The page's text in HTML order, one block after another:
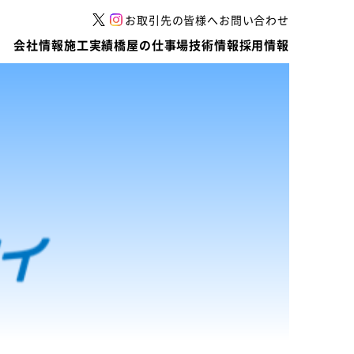
お取引先の皆様へお問い合わせ
会社情報施工実績橋屋の仕事場技術情報採用情報